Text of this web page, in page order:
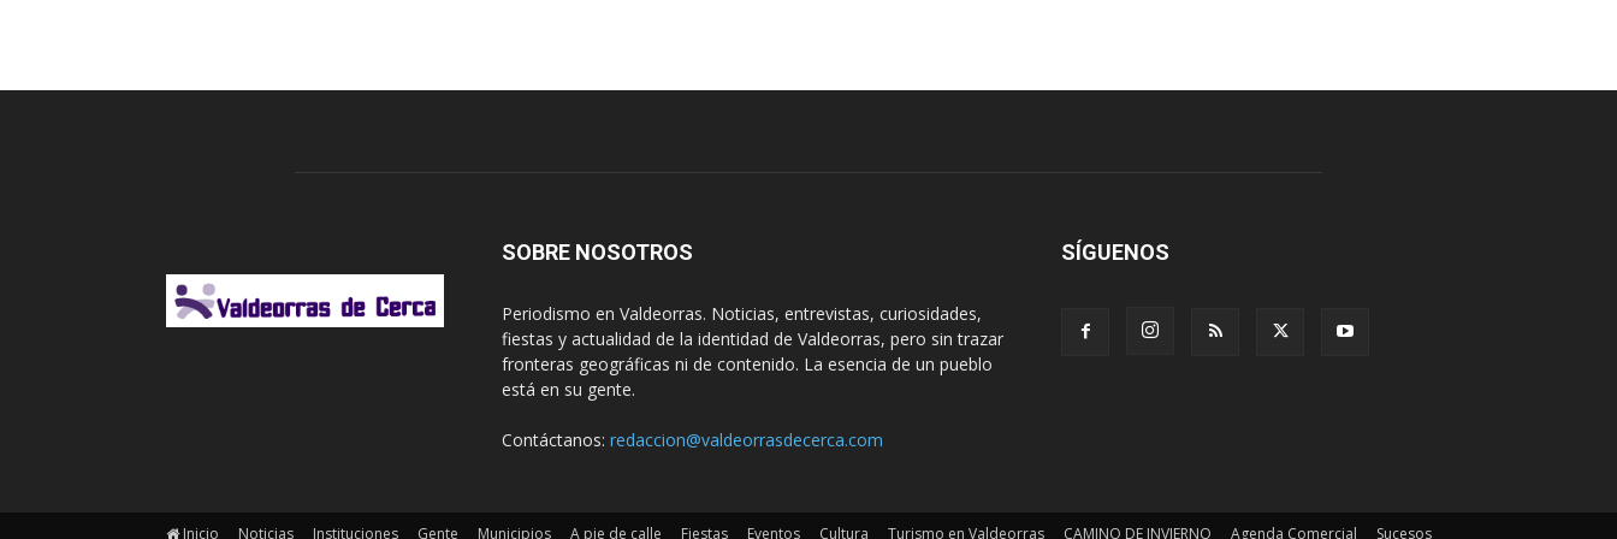
SOBRE NOSOTROS
Periodismo en Valdeorras. Noticias, entrevistas, curiosidades,
fiestas y actualidad de la identidad de Valdeorras, pero sin trazar
fronteras geográficas ni de contenido. La esencia de un pueblo
está en su gente.
Contáctanos: redaccion@valdeorrasdecerca.com
SÍGUENOS
Inicio Noticias Instituciones Gente Municipios A pie de calle Fiestas Eventos Cultura Turismo en Valdeorras CAMINO DE INVIERNO Agenda Comercial Sucesos